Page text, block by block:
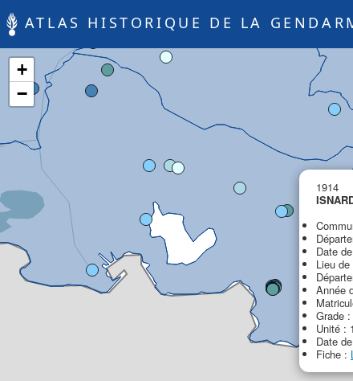
ATLAS HISTORIQUE DE LA
1914
Date
Lieu
Année
Grade
Unité :
Date
Fiche :
+
−